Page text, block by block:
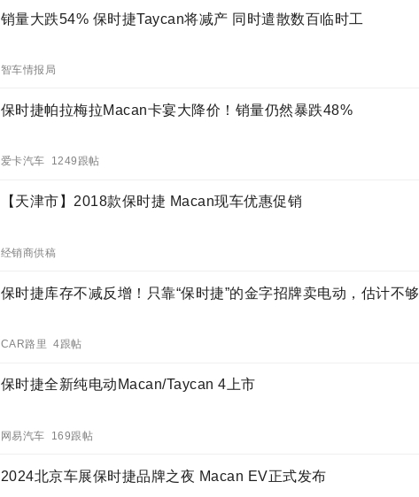
销量大跌54% 保时捷Taycan将减产 同时遣散数百临时工
智车情报局
保时捷帕拉梅拉Macan卡宴大降价！销量仍然暴跌48%
爱卡汽车 1249跟帖
【天津市】2018款保时捷 Macan现车优惠促销
经销商供稿
保时捷库存不减反增！只靠“保时捷”的金字招牌卖电动，估计不够
CAR路里 4跟帖
保时捷全新纯电动Macan/Taycan 4上市
网易汽车 169跟帖
2024北京车展保时捷品牌之夜 Macan EV正式发布